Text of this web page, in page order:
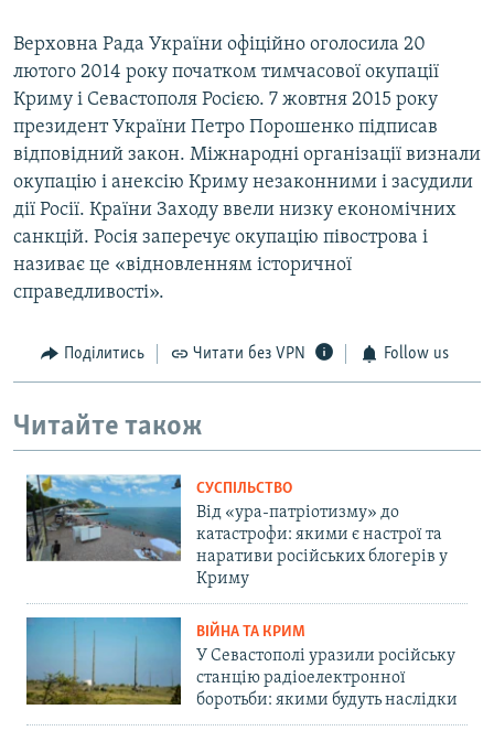
Верховна Рада України офіційно оголосила 20
лютого 2014 року початком тимчасової окупації
Криму і Севастополя Росією. 7 жовтня 2015 року
президент України Петро Порошенко підписав
відповідний закон. Міжнародні організації визнали
окупацію і анексію Криму незаконними і засудили
дії Росії. Країни Заходу ввели низку економічних
санкцій. Росія заперечує окупацію півострова і
називає це «відновленням історичної
справедливості».
Поділитись Читати без VPN Follow us
Читайте також
СУСПІЛЬСТВО
Від «ура-патріотизму» до
катастрофи: якими є настрої та
наративи російських блогерів у
Криму
ВІЙНА ТА КРИМ
У Севастополі уразили російську
станцію радіоелектронної
боротьби: якими будуть наслідки